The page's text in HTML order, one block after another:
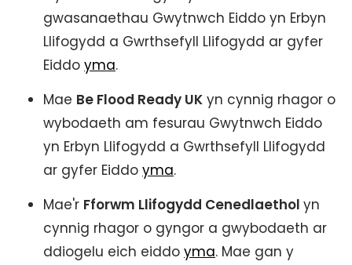
gwasanaethau Gwytnwch Eiddo yn Erbyn
Llifogydd a Gwrthsefyll Llifogydd ar gyfer
Eiddo yma.
Mae Be Flood Ready UK yn cynnig rhagor o
wybodaeth am fesurau Gwytnwch Eiddo
yn Erbyn Llifogydd a Gwrthsefyll Llifogydd
ar gyfer Eiddo yma.
Mae'r Fforwm Llifogydd Cenedlaethol yn
cynnig rhagor o gyngor a gwybodaeth ar
ddiogelu eich eiddo yma. Mae gan y